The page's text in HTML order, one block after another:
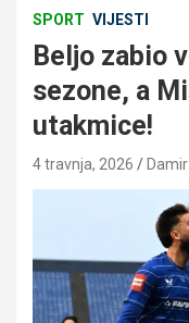
SPORT VIJESTI
Beljo zabio
sezone, a
utakmice!
4 travnja, 2026